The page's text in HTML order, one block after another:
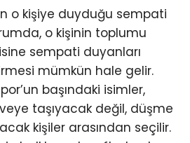
o kişiye duyduğu sempati
o kişinin toplumu
sempati duyanları
mümkün hale gelir.
başındaki isimler,
taşıyacak değil, düşme
kişiler arasından seçilir.